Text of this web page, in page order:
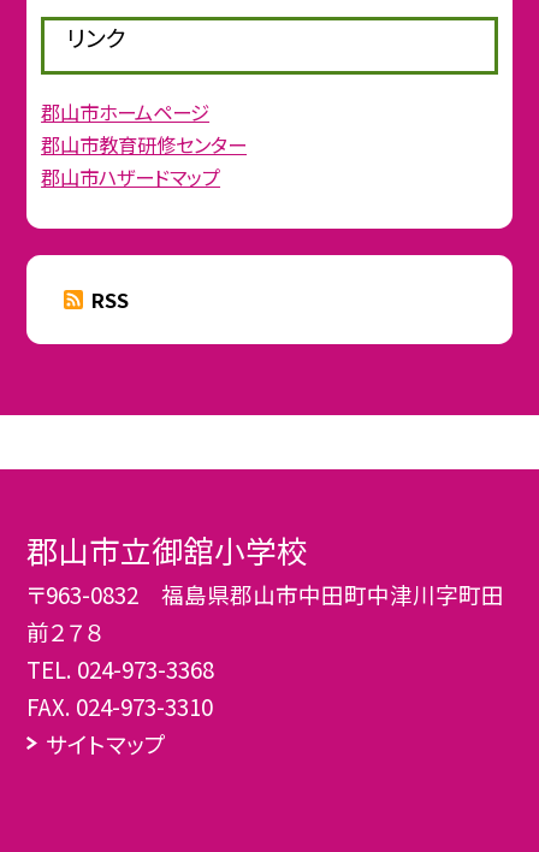
リンク
郡山市ホームページ
郡山市教育研修センター
郡山市ハザードマップ
RSS
郡山市立御舘小学校
〒963-0832 福島県郡山市中田町中津川字町田
前２７８
TEL. 024-973-3368
FAX. 024-973-3310
サイトマップ